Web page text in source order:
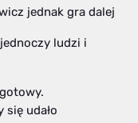
jednak gra dalej
ludzi i
udało